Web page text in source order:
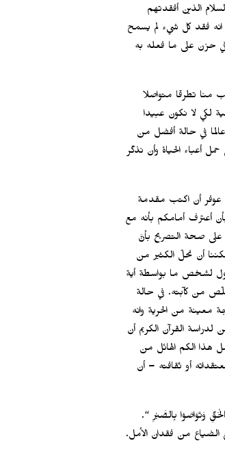
الذين أفقدتهم
فقد كل شيء لم يسمح
حزن على ما فعله به
منا تطرقا متواصلا
لكي لا نكون عبيدا
في حالة أفضل من
أعباء الحياة وأن نذكّر
عوفر أن اكتب مقدمة
بأن أعترف أمامكم بأنه مع
صحة التصريح بأنَّ
أن نحلّ الكثير من
لشخص ما بواسطة أية
من كآبته. في حالة
معينة من الحرية وانه
القرآن الكريم أن
هذا الكم الهائل من
أو ثقافته – أن
وَتَوَاصَوْا بِالصَّبْرِ “.
الضياع من فقدان الأمل.